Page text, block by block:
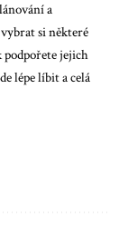
a
si některé
jejich
lépe líbit a celá